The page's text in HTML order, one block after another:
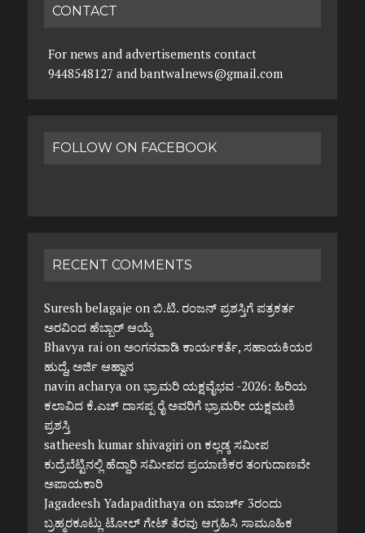
CONTACT
For news and advertisements contact
9448548127 and bantwalnews@gmail.com
FOLLOW ON FACEBOOK
RECENT COMMENTS
Suresh belagaje on ಬಿ.ಟಿ. ರಂಜನ್ ಪ್ರಶಸ್ತಿಗೆ ಪತ್ರಕರ್ತ
ಅರವಿಂದ ಹೆಬ್ಬಾರ್ ಆಯ್ಕೆ
Bhavya raion ಅಂಗನವಾಡಿ ಕಾರ್ಯಕರ್ತೆ, ಸಹಾಯಕಿಯರ
ಹುದ್ದೆ, ಅರ್ಜಿ ಆಹ್ವಾನ
navin acharya on ಭ್ರಾಮರಿ ಯಕ್ಷವೈಭವ -2026: ಹಿರಿಯ
ಕಲಾವಿದ ಕೆ.ಎಚ್ ದಾಸಪ್ಪ ರೈ ಅವರಿಗೆ ಭ್ರಾಮರೀ ಯಕ್ಷಮಣಿ
ಪ್ರಶಸ್ತಿ
satheesh kumar shivagirion ಕಲ್ಲಡ್ಕ ಸಮೀಪ
ಕುದ್ರೆಬೆಟ್ಟಿನಲ್ಲಿ ಹೆದ್ದಾರಿ ಸಮೀಪದ ಪ್ರಯಾಣಿಕರ ತಂಗುದಾಣವೇ
ಅಪಾಯಕಾರಿ
Jagadeesh Yadapadithaya on ಮಾರ್ಚ್ 3ರಂದು
ಬ್ರಹ್ಮರಕೂಟ್ಲು ಟೋಲ್ ಗೇಟ್ ತೆರವು ಆಗ್ರಹಿಸಿ ಸಾಮೂಹಿಕ